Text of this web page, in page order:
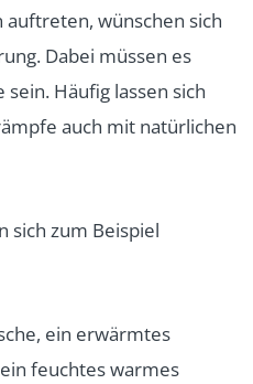
wünschen sich
Dabei müssen es
Häufig lassen sich
auch mit natürlichen
sich zum Beispiel
ein erwärmtes
feuchtes warmes